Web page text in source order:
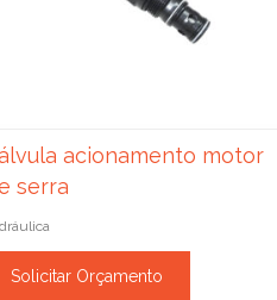
acionamento motor
serra
Solicitar Orçamento